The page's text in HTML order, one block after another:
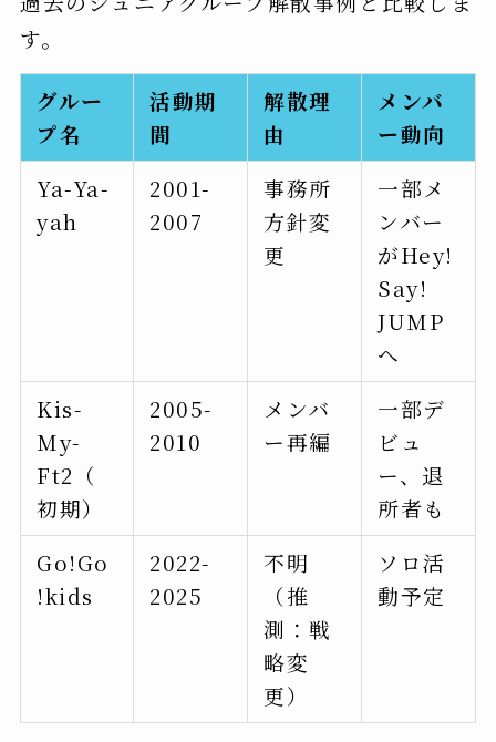
す。
グルー
プ名
活動期
間
解散理
由
メンバ
ー動向
Ya-Ya-
yah
2001-
2007
事務所
方針変
更
一部メ
ンバー
がHey!
Say!
JUMP
へ
Kis-
My-
Ft2（
初期）
2005-
2010
メンバ
ー再編
一部デ
ビュ
ー、退
所者も
Go!Go
!kids
2022-
2025
不明
（推
測：戦
略変
更）
ソロ活
動予定